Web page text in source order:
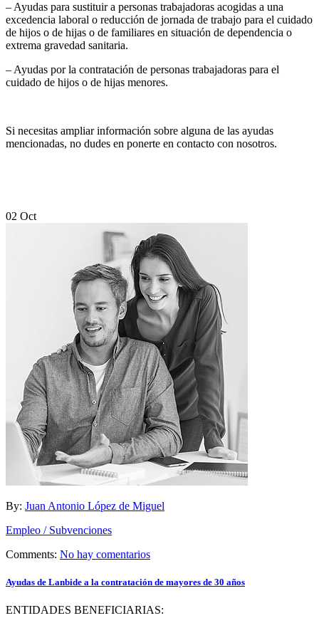
– Ayudas para sustituir a personas trabajadoras acogidas a una
excedencia laboral o reducción de jornada de trabajo para el cuidado
de hijos o de hijas o de familiares en situación de dependencia o
extrema gravedad sanitaria.
– Ayudas por la contratación de personas trabajadoras para el
cuidado de hijos o de hijas menores.
Si necesitas ampliar información sobre alguna de las ayudas
mencionadas, no dudes en ponerte en contacto con nosotros.
02 Oct
By: Juan Antonio López de Miguel
Empleo / Subvenciones
Comments: No hay comentarios
Ayudas de Lanbide a la contratación de mayores de 30 años
ENTIDADES BENEFICIARIAS: